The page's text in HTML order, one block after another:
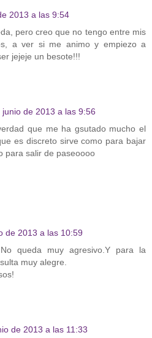
2013 a las 9:54
pero creo que no tengo entre mis
a ver si me animo y empiezo a
jejeje un besote!!!
junio de 2013 a las 9:56
que me ha gsutado mucho el
es discreto sirve como para bajar
para salir de paseoooo
de 2013 a las 10:59
queda muy agresivo.Y para la
muy alegre.
de 2013 a las 11:33